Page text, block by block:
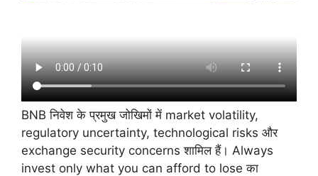
BNB निवेश के प्रमुख जोखिमों में market volatility,
regulatory uncertainty, technological risks और
exchange security concerns शामिल हैं। Always
invest only what you can afford to lose का